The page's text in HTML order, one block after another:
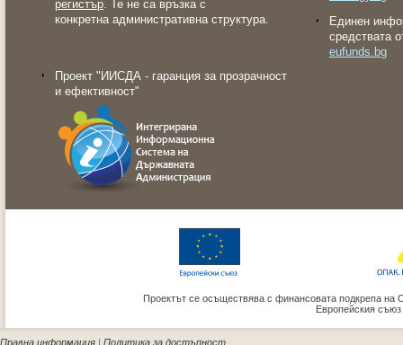
регистър. Те не са връзка с
конкретна административна структура.
Проект "ИИСДА - гаранция за прозрачност
и ефективност"
Eдинен
средствата
eufunds.bg
Проектът се осъществява с финансовата подкрепа на
Европейския
Правна информация | Политика за достъпност